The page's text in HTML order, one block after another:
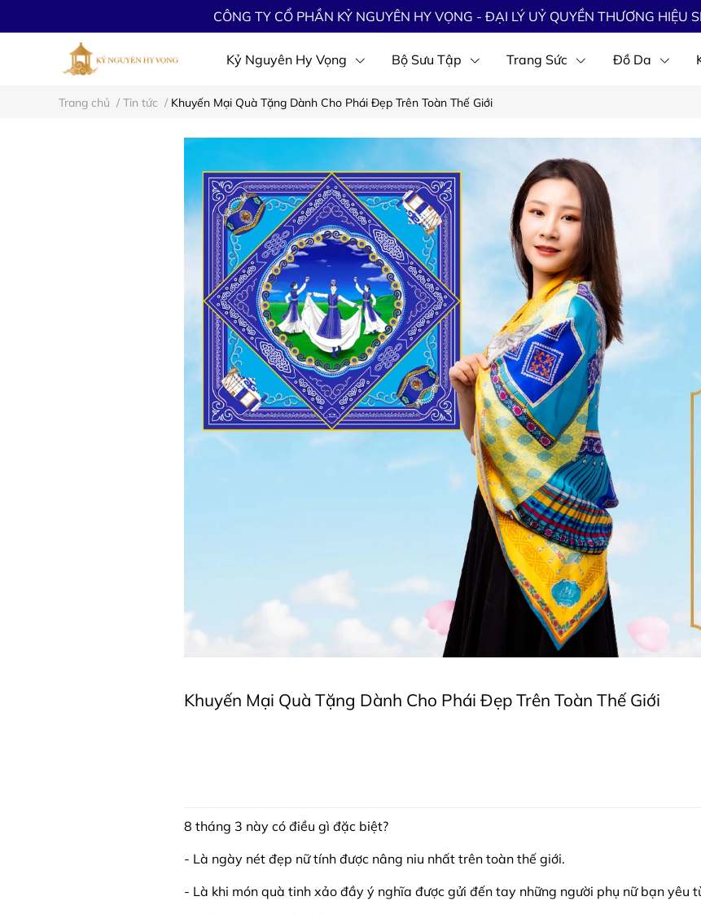
CÔNG TY CỔ PHẦN KỶ NGUYÊN HY VỌNG - ĐẠI LÝ UỶ QUYỀN THƯƠNG HIỆU
Kỷ Nguyên Hy Vọng Bộ Sưu Tập Trang Sức Đồ Da
Trang chủ / Tin tức / Khuyến Mại Quà Tặng Dành Cho Phái Đẹp Trên Toàn Thế Giới
Khuyến Mại Quà Tặng Dành Cho Phái Đẹp Trên Toàn Thế Giới
8 tháng 3 này có điều gì đặc biệt?
- Là ngày nét đẹp nữ tính được nâng niu nhất trên toàn thế giới.
- Là khi món quà tinh xảo đầy ý nghĩa được gửi đến tay những người phụ nữ bạn yêu